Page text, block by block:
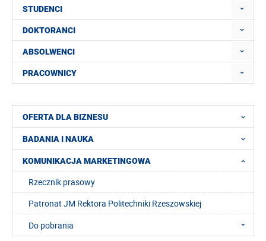
STUDENCI
DOKTORANCI
ABSOLWENCI
PRACOWNICY
OFERTA DLA BIZNESU
BADANIA I NAUKA
KOMUNIKACJA MARKETINGOWA
Rzecznik prasowy
Patronat JM Rektora Politechniki Rzeszowskiej
Do pobrania